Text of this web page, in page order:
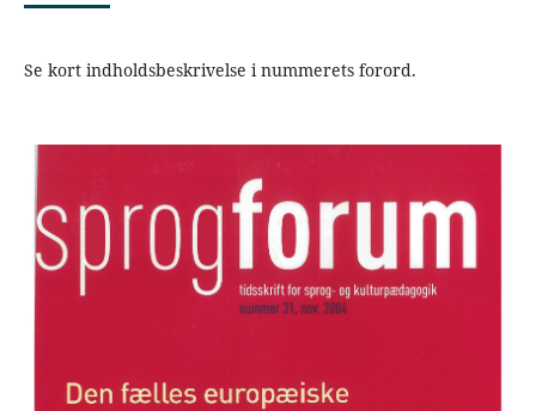
Se kort indholdsbeskrivelse i nummerets forord.